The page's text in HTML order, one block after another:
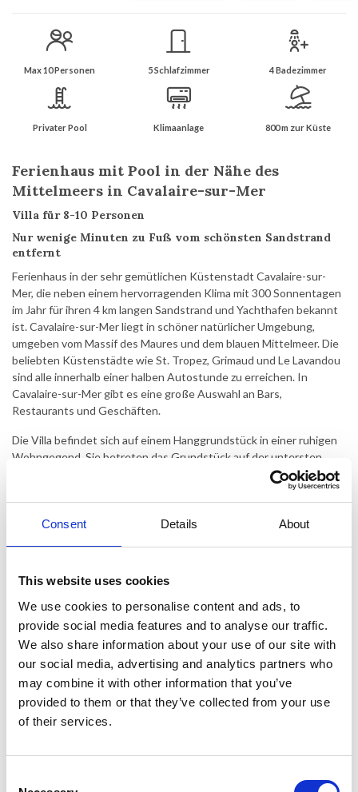
Consent Details About
This website uses cookies
We use cookies to personalise content and ads, to
provide social media features and to analyse our traffic.
We also share information about your use of our site with
our social media, advertising and analytics partners who
may combine it with other information that you’ve
provided to them or that they’ve collected from your use
of their services.
Max 10 Personen 5 Schlafzimmer 4 Badezimmer
Privater Pool Klimaanlage 800 m zur Küste
Ferienhaus mit Pool in der Nähe des
Mittelmeers in Cavalaire-sur-Mer
Villa für 8-10 Personen
Nur wenige Minuten zu Fuß vom schönsten Sandstrand
entfernt
Ferienhaus in der sehr gemütlichen Küstenstadt Cavalaire-sur-
Mer, die neben einem hervorragenden Klima mit 300 Sonnentagen
im Jahr für ihren 4 km langen Sandstrand und Yachthafen bekannt
ist. Cavalaire-sur-Mer liegt in schöner natürlicher Umgebung,
umgeben vom Massif des Maures und dem blauen Mittelmeer. Die
beliebten Küstenstädte wie St. Tropez, Grimaud und Le Lavandou
sind alle innerhalb einer halben Autostunde zu erreichen. In
Cavalaire-sur-Mer gibt es eine große Auswahl an Bars,
Restaurants und Geschäften.
Die Villa befindet sich auf einem Hanggrundstück in einer ruhigen
Wohngegend. Sie betreten das Grundstück auf der untersten
Ebene, wo es geschlossene Parkplätze für 3 Autos gibt. Eine
Treppe führt Sie hinauf in den Garten, das Haus und den
Poolbereich. Der Pool ist von einer Holzterrasse umgeben, auf der
Sie auf einer Sonnenliege entspannen können. Aus
sehr kleinen Kindern im Urlaub sind. Auf einer Ebene über dem
Die Villa erstreckt sich über 2 Etagen und besteht aus einem
Erdgeschoss (Gartenebene) mit 2 Schlafzimmern mit Doppelbett, 1
Schlafzimmer mit 1 Einzelbett und 1 Juniorbett, 1 Badezimmer mit
Badewanne und 1 Badezimmer mit Dusche und Toilette. Alle 3
Schlafzimmer haben direkten Zugang zum Garten.
Auf der 1. Etage befindet sich eine Küche/Esszimmer, Wohnzimmer
mit direktem Zugang zu einer großen Terrasse mit schöner
Doppelbett, 1 Badezimmer mit Dusche und WC und 1 Badezimmer